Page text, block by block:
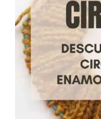
tejer
a
mano